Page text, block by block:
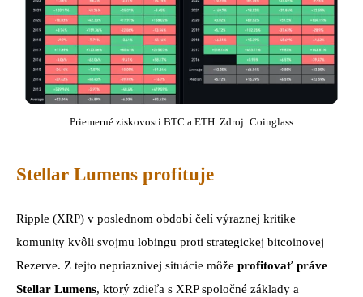
Priemerné ziskovosti BTC a ETH. Zdroj: Coinglass
Stellar Lumens profituje
Ripple (XRP) v poslednom období čelí výraznej kritike
komunity kvôli svojmu lobingu proti strategickej bitcoinovej
Rezerve. Z tejto nepriaznivej situácie môže profitovať práve
Stellar Lumens, ktorý zdieľa s XRP spoločné základy a